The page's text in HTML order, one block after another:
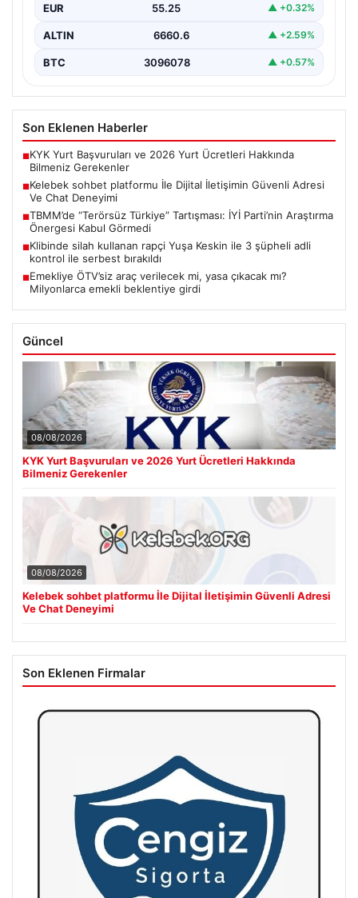
EUR 55.25 ▲ +0.32%
ALTIN 6660.6 ▲ +2.59%
BTC 3096078 ▲ +0.57%
Son Eklenen Haberler
■KYK Yurt Başvuruları ve 2026 Yurt Ücretleri Hakkında
Bilmeniz Gerekenler
■Kelebek sohbet platformu İle Dijital İletişimin Güvenli Adresi
Ve Chat Deneyimi
■TBMM’de “Terörsüz Türkiye” Tartışması: İYİ Parti’nin Araştırma
Önergesi Kabul Görmedi
■Klibinde silah kullanan rapçi Yuşa Keskin ile 3 şüpheli adli
kontrol ile serbest bırakıldı
■Emekliye ÖTV’siz araç verilecek mi, yasa çıkacak mı?
Milyonlarca emekli beklentiye girdi
Güncel
08/08/2026
KYK Yurt Başvuruları ve 2026 Yurt Ücretleri Hakkında
Bilmeniz Gerekenler
08/08/2026
Kelebek sohbet platformu İle Dijital İletişimin Güvenli Adresi
Ve Chat Deneyimi
Son Eklenen Firmalar